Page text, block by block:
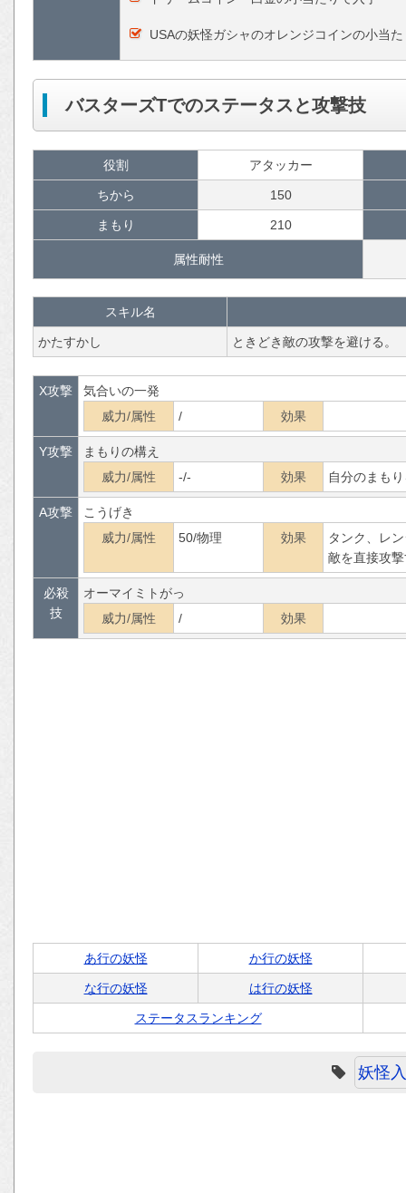
USAの妖怪ガシャのオレンジコインの小当
バスターズTでのステータスと攻撃技
役割 アタッカー
ちから 150
まもり 210
属性耐性
スキル名
かたすかし ときどき敵の攻撃を避ける。
X攻撃
気合いの一発
威力/属性
/ 効果
Y攻撃
まもりの構え
威力/属性
-/- 効果 自分のまも
A攻撃
こうげき
威力/属性
50/物理 効果
タンク、レ
敵を直接攻
必殺
技
オーマイミトがっ
威力/属性
/ 効果
あ行の妖怪 か行の妖怪
な行の妖怪 は行の妖怪
ステータスランキング
妖怪